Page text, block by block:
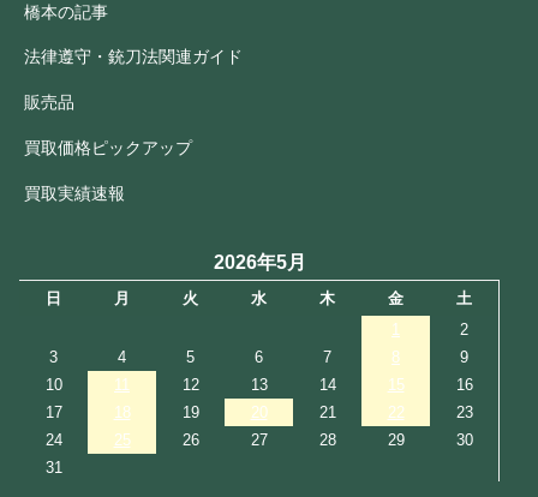
橋本の記事
法律遵守・銃刀法関連ガイド
販売品
買取価格ピックアップ
買取実績速報
2026年5月
日 月 火 水 木 金
土
1
2
3
4 5 6 7 8
9
10
11 12 13 14 15
16
17
18 19 20 21 22
23
24
25 26 27 28 29
30
31